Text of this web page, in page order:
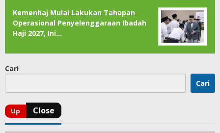
Kemenhaj Mulai Lakukan Tahapan
Operasional Penyelenggaraan Ibadah
Haji 2027, Ini…
Cari
Cari